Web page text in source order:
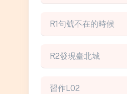
R1句號不在的時候
R2發現臺北城
習作L02